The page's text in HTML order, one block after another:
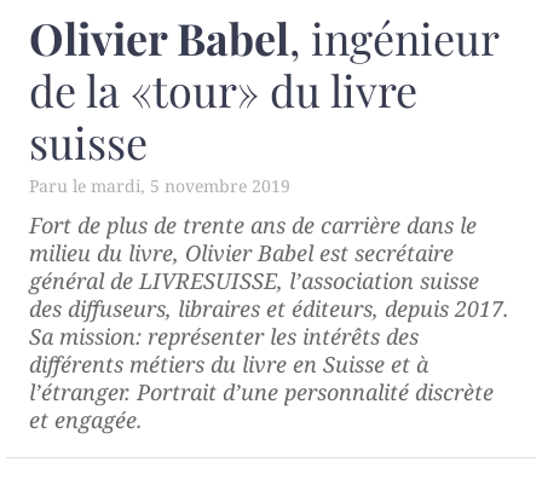
Olivier Babel, ingénieur
de la «tour» du livre
suisse
mardi, 5 novembre 2019
Fort de plus de trente ans de carrière dans le
milieu du livre, Olivier Babel est secrétaire
général de LIVRESUISSE, l’association suisse
des diffuseurs, libraires et éditeurs, depuis 2017.
Sa mission: représenter les intérêts des
différents métiers du livre en Suisse et à
l’étranger. Portrait d’une personnalité discrète
et engagée.